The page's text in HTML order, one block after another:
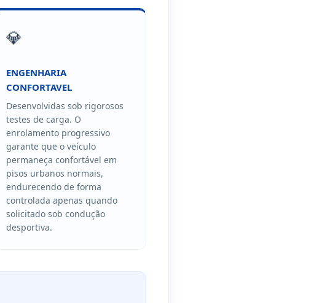
💎
ENGENHARIA
CONFORTAVEL
Desenvolvidas sob rigorosos
testes de carga. O
enrolamento progressivo
garante que o veículo
permaneça confortável em
pisos urbanos normais,
endurecendo de forma
controlada apenas quando
solicitado sob condução
desportiva.